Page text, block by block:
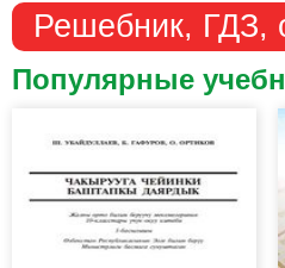
Решебник, ГДЗ,
Популярные